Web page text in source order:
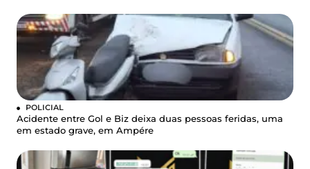
POLICIAL
Acidente entre Gol e Biz deixa duas pessoas feridas, uma
em estado grave, em Ampére